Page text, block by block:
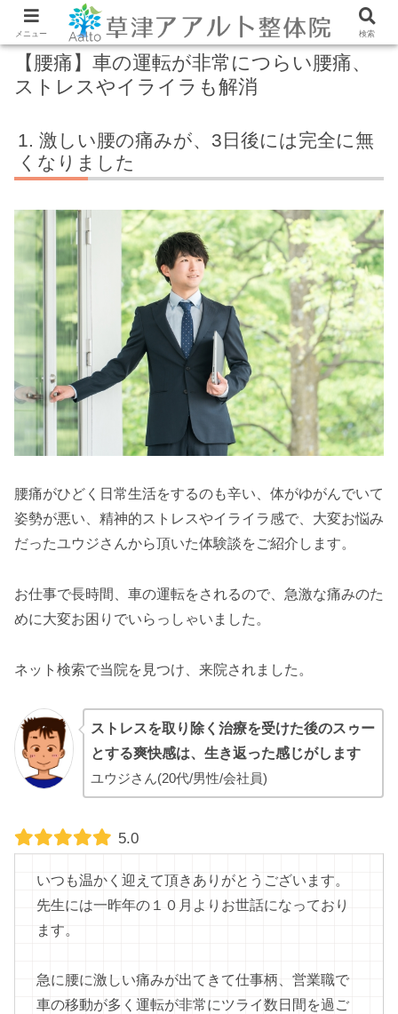
【腰痛】車の運転が非常につらい腰痛、
ストレスやイライラも解消
激しい腰の痛みが、3日後には完全に無
くなりました
腰痛がひどく日常生活をするのも辛い、体がゆがんでいて
姿勢が悪い、精神的ストレスやイライラ感で、大変お悩み
だったユウジさんから頂いた体験談をご紹介します。
お仕事で長時間、車の運転をされるので、急激な痛みのた
めに大変お困りでいらっしゃいました。
ネット検索で当院を見つけ、来院されました。
ストレスを取り除く治療を受けた後のスゥー
とする爽快感は、生き返った感じがします
ユウジさん(20代/男性/会社員)
5.0
いつも温かく迎えて頂きありがとうございます。
先生には一昨年の１０月よりお世話になっており
ます。
急に腰に激しい痛みが出てきて仕事柄、営業職で
車の移動が多く運転が非常にツライ数日間を過ご
メニュー 検索